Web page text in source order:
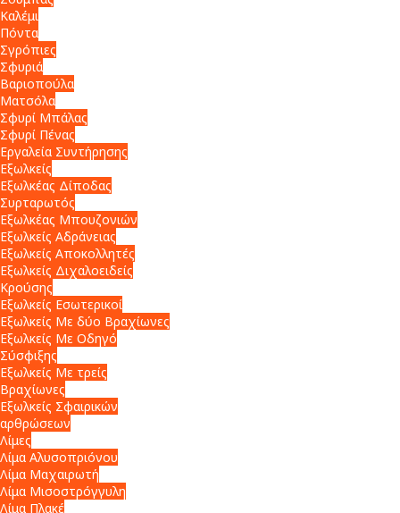
Καλέμι
Πόντα
Σγρόπιες
Σφυριά
Βαριοπούλα
Ματσόλα
Σφυρί Μπάλας
Σφυρί Πένας
Εργαλεία Συντήρησης
Εξωλκείς
Εξωλκέας Δίποδας
Συρταρωτός
Εξωλκέας Μπουζονιών
Εξωλκείς Αδράνειας
Εξωλκείς Αποκολλητές
Εξωλκείς Διχαλοειδείς
Κρούσης
Εξωλκείς Εσωτερικοί
Εξωλκείς Με δύο Βραχίωνες
Εξωλκείς Με Οδηγό
Σύσφιξης
Εξωλκείς Με τρείς
Βραχίωνες
Εξωλκείς Σφαιρικών
αρθρώσεων
Λίμες
Λίμα Αλυσοπριόνου
Λίμα Μαχαιρωτή
Λίμα Μισοστρόγγυλη
Λίμα Πλακέ